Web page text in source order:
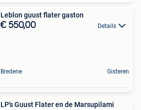
Leblon guust flater gaston
€ 550,00 Details
Bredene Gisteren
LP's Guust Flater en de Marsupilami